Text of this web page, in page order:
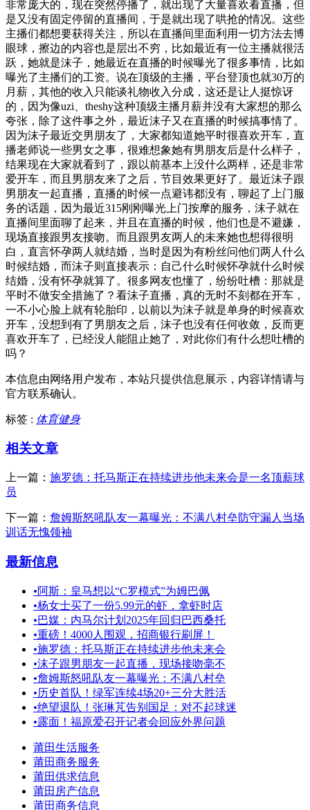
非常庞大的，现在突然停播了，就出现了大量喜欢看直播，但
是又没有固定停留的直播间，于是就出现了哄抢的情况。这些
主播们都想要获得关注，所以在直播间里面利用一切方法去博
眼球，擦边的内容也是层出不穷，比如最近有一位主播就很活
跃，她就是沫子，她最近在直播的时候曝光了很多事情，比如
曝光了主播们的工资。说在顶级的主播，平台登顶也就30万的
月薪，其他的收入只能谈礼物收入分成，这还是让人挺惊讶
的，因为像uzi、theshy这种顶级主播月薪并没有大家想的那么
夸张，除了这件事之外，最近沫子又在直播的时候搞事情了。
因为沫子最近交男朋友了，大家都知道她平时很喜欢开车，直
播老师说一些男女之事，很难想象她有男朋友后是什么样子，
结果现在大家就看到了，跟以前基本上没什么两样，还是非常
爱开车，而且男朋友来了之后，节目效果更好了。最近沫子跟
男朋友一起直播，直播的时候一点避讳都没有，聊起了上门服
务的话题，因为最近315刚刚曝光上门按摩的服务，沫子就在
直播间里面聊了起来，并且在直播的时候，他们也是不避嫌，
现场直接跟男友接吻。而且跟男友两人的未来她也想得很明
白，直言怀孕两人就结婚，当时是因为有粉丝问他们两人什么
时候结婚，而沫子则直接表示：自己什么时候怀孕就什么时候
结婚，没有怀孕就算了。很多网友也懂了，纷纷吐槽：那就是
平时不做安全措施了？看沫子直播，真的无时不刻都在开车，
一不小心脸上就有轮胎印，以前以为沫子就是单身的时候喜欢
开车，没想到有了男朋友之后，沫子也没有任何收敛，反而更
喜欢开车了，已经没人能阻止她了，对此你们有什么想吐槽的
吗？
本信息由网络用户发布， 本站只提供信息展示，内容详情请与
官方联系确认。
标签 : 体育健身
相关文章
上一篇： 施罗德：托马斯正在持续进步他未来会是一名顶薪球
员
下一篇： 詹姆斯怒吼队友一幕曝光：不满八村垒防守漏人当场
训话无愧领袖
最新信息
•阿斯：皇马想以“C罗模式”为姆巴佩
•杨女士买了一份5.99元的虾，拿虾时店
•巴媒：内马尔计划2025年回归巴西桑托
•重磅！4000人围观，招商银行刷屏！
•施罗德：托马斯正在持续进步他未来会
•沫子跟男朋友一起直播，现场接吻毫不
•詹姆斯怒吼队友一幕曝光：不满八村垒
•历史首队！绿军连续4场20+三分大胜活
•绝望退队！张琳芃告别国足：对不起球迷
•露面！福原爱召开记者会回应外界问题
莆田生活服务
莆田商务服务
莆田供求信息
莆田房产信息
莆田商务信息